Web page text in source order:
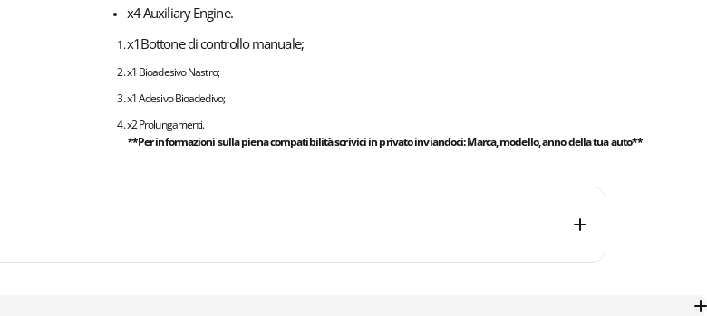
x4 Auxiliary Engine.
x1Bottone di controllo manuale;
x1 Bioadesivo Nastro;
x1 Adesivo Bioadedivo;
x2 Prolungamenti.
**Per informazioni sulla piena compatibilità scrivici in privato inviandoci: Marca, modello, anno della tua auto**